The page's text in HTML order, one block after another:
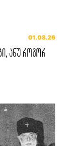
01.08.26
ანუ როგორ